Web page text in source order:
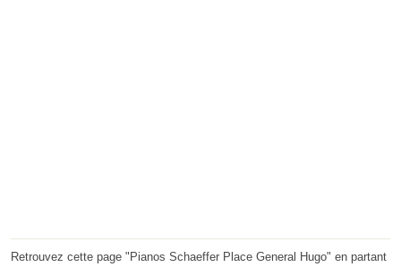
Retrouvez cette page "Pianos Schaeffer Place General Hugo" en partant